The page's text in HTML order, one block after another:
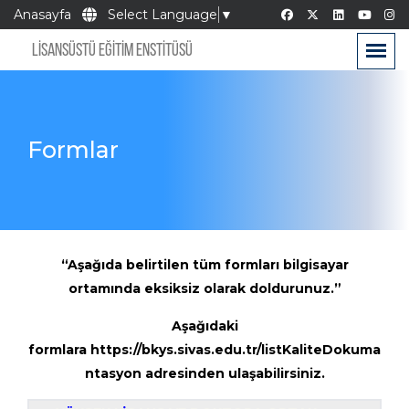
Anasayfa Select Language ▼
LİSANSÜSTÜ EĞİTİM ENSTİTÜSÜ
Formlar
“Aşağıda belirtilen tüm formları bilgisayar
ortamında eksiksiz olarak doldurunuz.”
Aşağıdaki
formlara https://bkys.sivas.edu.tr/listKaliteDokuma
ntasyon adresinden ulaşabilirsiniz.